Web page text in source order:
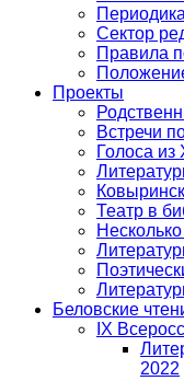
Периодика
Сектор
Правила
Проекты
Встречи
Голоса из
Театр в
Беловские
IX
2022